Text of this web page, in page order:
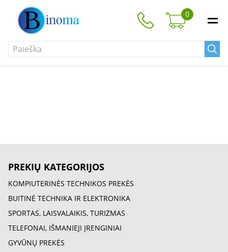
0
PREKIŲ KATEGORIJOS
KOMPIUTERINĖS TECHNIKOS PREKĖS
BUITINĖ TECHNIKA IR ELEKTRONIKA
SPORTAS, LAISVALAIKIS, TURIZMAS
TELEFONAI, IŠMANIEJI ĮRENGINIAI
GYVŪNŲ PREKĖS